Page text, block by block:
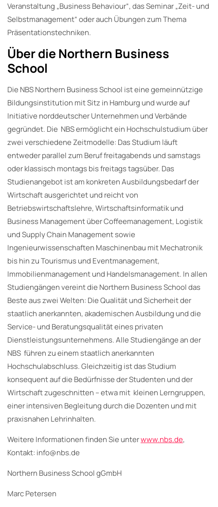
Veranstaltung „Business Behaviour“, das Seminar „Zeit- und
Selbstmanagement“ oder auch Übungen zum Thema
Präsentationstechniken.
Über die Northern Business
School
Die NBS Northern Business School ist eine gemeinnützige
Bildungsinstitution mit Sitz in Hamburg und wurde auf
Initiative norddeutscher Unternehmen und Verbände
gegründet. Die NBS ermöglicht ein Hochschulstudium über
zwei verschiedene Zeitmodelle: Das Studium läuft
entweder parallel zum Beruf freitagabends und samstags
oder klassisch montags bis freitags tagsüber. Das
Studienangebot ist am konkreten Ausbildungsbedarf der
Wirtschaft ausgerichtet und reicht von
Betriebswirtschaftslehre, Wirtschaftsinformatik und
Business Management über Coffeemanagement, Logistik
und Supply Chain Management sowie
Ingenieurwissenschaften Maschinenbau mit Mechatronik
bis hin zu Tourismus und Eventmanagement,
Immobilienmanagement und Handelsmanagement. In allen
Studiengängen vereint die Northern Business School das
Beste aus zwei Welten: Die Qualität und Sicherheit der
staatlich anerkannten, akademischen Ausbildung und die
Service- und Beratungsqualität eines privaten
Dienstleistungsunternehmens. Alle Studiengänge an der
NBS führen zu einem staatlich anerkannten
Hochschulabschluss. Gleichzeitig ist das Studium
konsequent auf die Bedürfnisse der Studenten und der
Wirtschaft zugeschnitten – etwa mit kleinen Lerngruppen,
einer intensiven Begleitung durch die Dozenten und mit
praxisnahen Lehrinhalten.
Weitere Informationen finden Sie unterwww.nbs.de,
Kontakt: info@nbs.de
Northern Business School gGmbH
Marc Petersen